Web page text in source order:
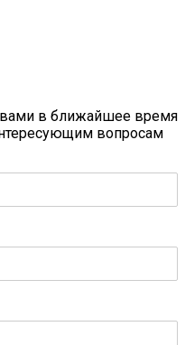
вами в ближайшее время
вопросам